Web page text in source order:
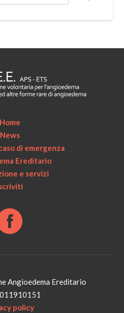
Home
News
di emergenza
Ereditario
e servizi
Angioedema Ereditario
policy